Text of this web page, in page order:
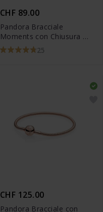
CHF 89.00
Pandora Bracciale
Moments con Chiusura a
Cuore Componibile -
599539C00
25
CHF 125.00
Pandora Bracciale con